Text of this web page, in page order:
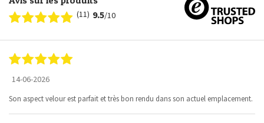
(11) 9.5/10
14-06-2026
Son aspect velour est parfait et très bon rendu dans son actuel emplacement.